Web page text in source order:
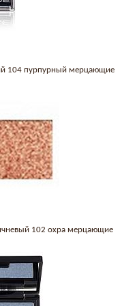
104 пурпурный мерцающие
102 охра мерцающие